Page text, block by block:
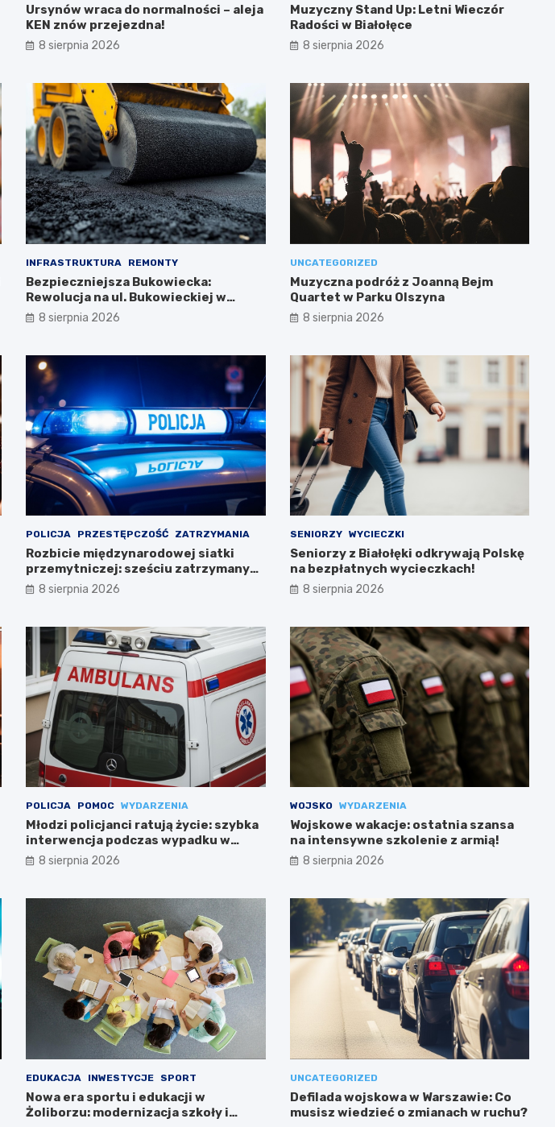
Ursynów wraca do normalności – aleja
KEN znów przejezdna!
8 sierpnia 2026
Muzyczny Stand Up: Letni Wieczór
Radości w Białołęce
8 sierpnia 2026
INFRASTRUKTURA REMONTY
Bezpieczniejsza Bukowiecka:
Rewolucja na ul. Bukowieckiej w
Targówku
8 sierpnia 2026
UNCATEGORIZED
Muzyczna podróż z Joanną Bejm
Quartet w Parku Olszyna
8 sierpnia 2026
POLICJA PRZESTĘPCZOŚĆ ZATRZYMANIA
Rozbicie międzynarodowej siatki
przemytniczej: sześciu zatrzymanych
w Polsce
8 sierpnia 2026
SENIORZY WYCIECZKI
Seniorzy z Białołęki odkrywają Polskę
na bezpłatnych wycieczkach!
8 sierpnia 2026
POLICJA POMOC WYDARZENIA
Młodzi policjanci ratują życie: szybka
interwencja podczas wypadku w
Warszawie
8 sierpnia 2026
WOJSKO WYDARZENIA
Wojskowe wakacje: ostatnia szansa
na intensywne szkolenie z armią!
8 sierpnia 2026
EDUKACJA INWESTYCJE SPORT
Nowa era sportu i edukacji w
Żoliborzu: modernizacja szkoły i
UNCATEGORIZED
Defilada wojskowa w Warszawie: Co
musisz wiedzieć o zmianach w ruchu?